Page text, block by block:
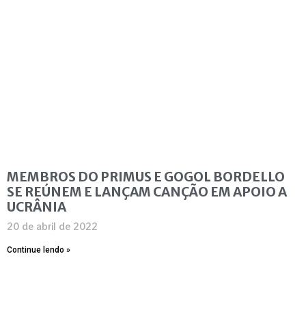
MEMBROS DO PRIMUS E GOGOL BORDELLO
SE REÚNEM E LANÇAM CANÇÃO EM APOIO A
UCRÂNIA
20 de abril de 2022
Continue lendo »